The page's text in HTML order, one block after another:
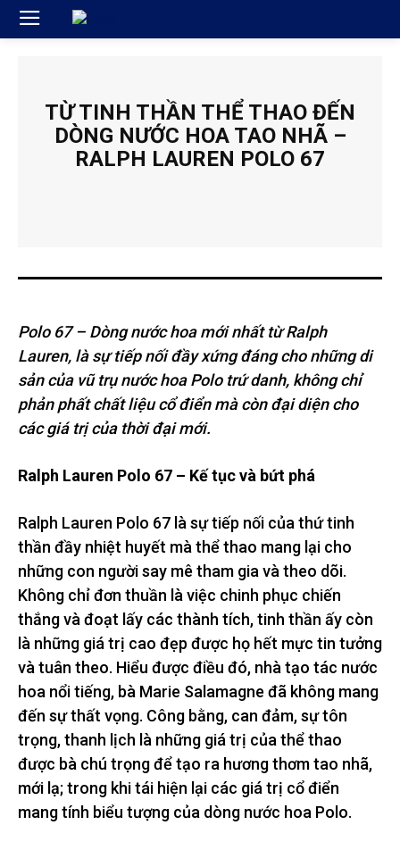
TỪ TINH THẦN THỂ THAO ĐẾN
DÒNG NƯỚC HOA TAO NHÃ –
RALPH LAUREN POLO 67
Polo67 – Dòng nước hoa mới nhất từ Ralph
Lauren, là sự tiếp nối đầy xứng đáng cho những di
sản của vũ trụ nước hoa Polo trứ danh, không chỉ
phản phất chất liệu cổ điển mà còn đại diện cho
các giá trị của thời đại mới.
Ralph Lauren Polo 67 – Kế tục và bứt phá
Ralph Lauren Polo 67 là sự tiếp nối của thứ tinh
thần đầy nhiệt huyết mà thể thao mang lại cho
những con người say mê tham gia và theo dõi.
Không chỉ đơn thuần là việc chinh phục chiến
thắng và đoạt lấy các thành tích, tinh thần ấy còn
là những giá trị cao đẹp được họ hết mực tin tưởng
và tuân theo. Hiểu được điều đó, nhà tạo tác nước
hoa nổi tiếng, bà Marie Salamagne đã không mang
đến sự thất vọng. Công bằng, can đảm, sự tôn
trọng, thanh lịch là những giá trị của thể thao
được bà chú trọng để tạo ra hương thơm tao nhã,
mới lạ; trong khi tái hiện lại các giá trị cổ điển
mang tính biểu tượng của dòng nước hoa Polo.